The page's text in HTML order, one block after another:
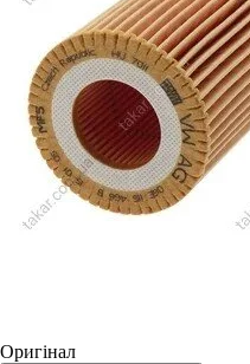
Оригінал